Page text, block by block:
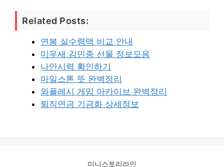
Related Posts:
연봉 실수령액 비교 안내
미우새 김민종 선물 정보모음
나안시력 확인하기
마일스톤 뜻 완벽정리
와플레시 게임 아카이브 완벽정리
퇴직연금 기금화 상세정보
미니스토리라인